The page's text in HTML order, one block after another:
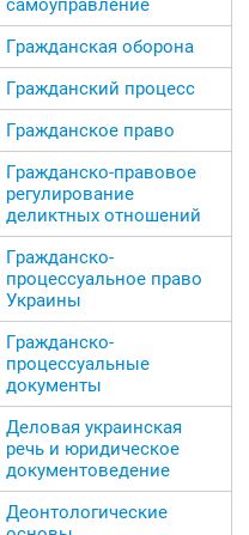
самоуправление
Гражданская оборона
Гражданский процесс
Гражданское право
Гражданско-правовое
регулирование
деликтных отношений
Гражданско-
процессуальное право
Украины
Гражданско-
процессуальные
документы
Деловая украинская
речь и юридическое
документоведение
Деонтологические